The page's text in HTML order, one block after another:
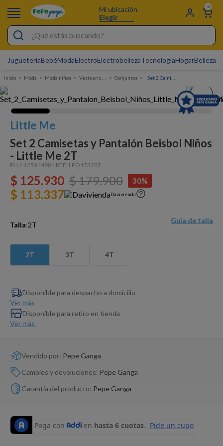
Mi ubicación
Elegir
0
¿Qué estás buscando?
JugueteriaBebéModaElectroElectrobellezaTecnologíaHogarBelleza
Moda Moda niños Vestuario Exterior Niño Conjuntos
Little Me
Set 2 Camisetas y Pantalón Beisbol Niños
- Little Me 2T
PLU: 125944984 REF: LPO17328T
$ 125.930 $179.900 30%
$ 113.337 Davivienda
Talla:2T
Guia de talla
2T 3T 4T
Disponible para despacho a domicilio
Ver más
Disponible para retiro en tienda
Ver más
Vendido por: Pepe Ganga
Cambios y devoluciones: Pepe Ganga
Garantía del producto: Pepe Ganga
Electro
Figuras Toy Story
Carters
Cartas Pokemon
Silla Mecedora Bebé
Cuna Colecho
Dinosaurio Juguete